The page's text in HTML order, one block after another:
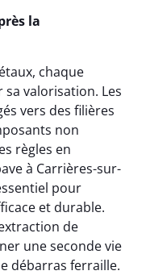
la
chaque
valorisation. Les
vers des filières
non
règles en
à Carrières-sur-
pour
et durable.
de
une seconde vie
débarras ferraille.